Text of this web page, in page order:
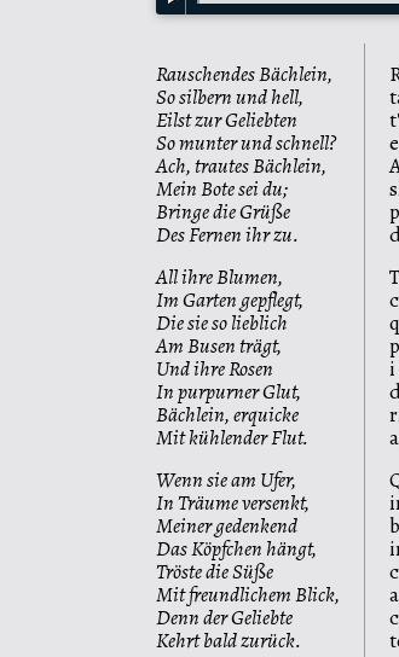
Rauschendes Bächlein,
So silbern und hell,
Eilst zur Geliebten
So munter und schnell?
Ach, trautes Bächlein,
Mein Bote sei du;
Bringe die Grüße
Des Fernen ihr zu.
All ihre Blumen,
Im Garten gepflegt,
Die sie so lieblich
Am Busen trägt,
Und ihre Rosen
In purpurner Glut,
Bächlein, erquicke
Mit kühlender Flut.
Wenn sie am Ufer,
In Träume versenkt,
Meiner gedenkend
Das Köpfchen hängt,
Tröste die Süße
Mit freundlichem Blick,
Denn der Geliebte
Kehrt bald zurück.
i